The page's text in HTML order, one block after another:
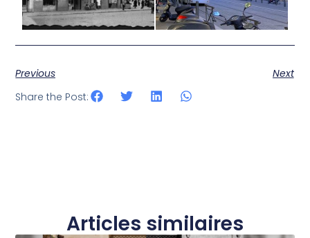
Previous
Next
Share the Post:
Articles similaires